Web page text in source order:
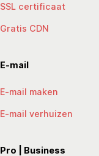
SSL certificaat
Gratis CDN
E-mail
E-mail maken
E-mail verhuizen
Pro | Business